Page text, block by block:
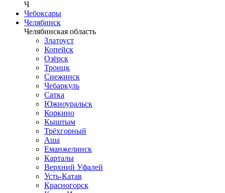
Ч
Чебоксары
Челябинск
Челябинская область
Златоуст
Копейск
Озёрск
Троицк
Снежинск
Чебаркуль
Сатка
Южноуральск
Коркино
Кыштым
Трёхгорный
Аша
Еманжелинск
Карталы
Верхний Уфалей
Усть-Катав
Красногорск